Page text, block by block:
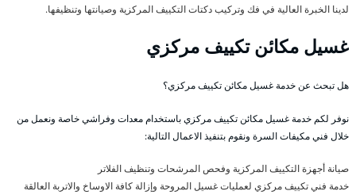
لدينا الخبرة العالية في فك وتركيب دكتات التكييف المركزية وصيانتها وتنظيفها.
غسيل مكائن تكييف مركزي
هل تبحث عن خدمة غسيل مكائن تكييف مركزي؟
نوفر لكم خدمة غسيل مكائن تكييف مركزي باستخدام معدات وفراشي خاصة ونعمل من
خلال فني مكيفات السرة ونقوم بتنفيذ الاعمال التالية:
صيانة أجهزة التكييف المركزية وفحص المرشحات وتنظيف الفلاتر
خدمة فني تكييف مركزي لعمليات غسيل المروحة وإزالة كافة الاوساخ والاتربة العالقة